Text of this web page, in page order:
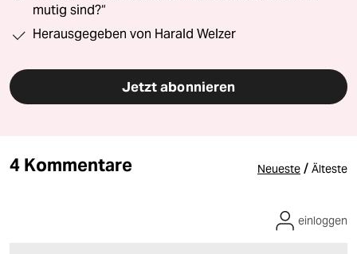
mutig sind?“
Herausgegeben von Harald Welzer
Jetzt abonnieren
4 Kommentare Neueste / Älteste
einloggen